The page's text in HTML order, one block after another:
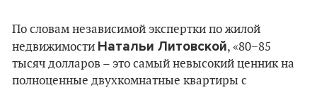
По словам независимой экспертки по жилой
недвижимости Натальи Литовской, «80−85
тысяч долларов – это самый невысокий ценник на
полноценные двухкомнатные квартиры с